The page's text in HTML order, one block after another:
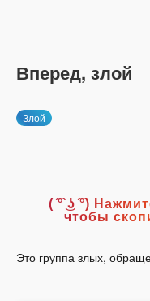
Вперед, злой
Злой
( ͡° ͜ʖ ͡°)
чтобы
Это группа злых,